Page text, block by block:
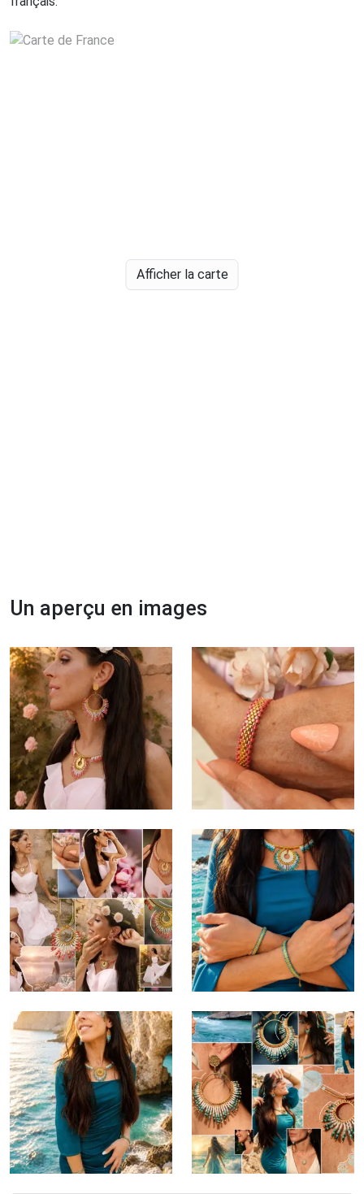
Afficher la carte
Un aperçu en images